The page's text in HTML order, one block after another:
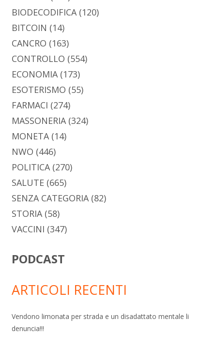
BIODECODIFICA (120)
BITCOIN (14)
CANCRO (163)
CONTROLLO (554)
ECONOMIA (173)
ESOTERISMO (55)
FARMACI (274)
MASSONERIA (324)
MONETA (14)
NWO (446)
POLITICA (270)
SALUTE (665)
SENZA CATEGORIA (82)
STORIA (58)
VACCINI (347)
PODCAST
ARTICOLI RECENTI
Vendono limonata per strada e un disadattato mentale li
denuncia!!!